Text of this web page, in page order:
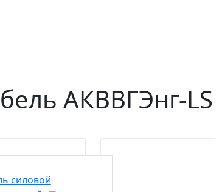
АКВВГЭнг-LS
силовой